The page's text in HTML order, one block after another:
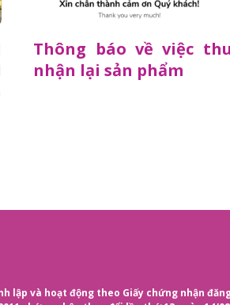
Thông báo về việc thu
nhận lại sản phẩm
lập và hoạt động theo Giấy chứng nhận